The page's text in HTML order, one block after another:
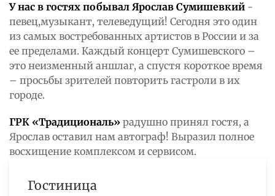
У нас в гостях побывал Ярослав Сумишевкий -
певец,музыкант, телеведущий! Сегодня это один
из самых востребованных артистов в России и за
ее пределами. Каждый концерт Сумишевского –
это неизменный аншлаг, а спустя короткое время
– просьбы зрителей повторить гастроли в их
городе.
ГРК «Традициональ» радушно принял гостя, а
Ярослав оставил нам автограф! Выразил полное
восхищение комплексом и сервисом.
Гостиница